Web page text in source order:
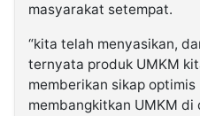
masyarakat setempat.
“kita telah menyasikan,
ternyata produk UMKM
memberikan sikap
membangkitkan UMKM di